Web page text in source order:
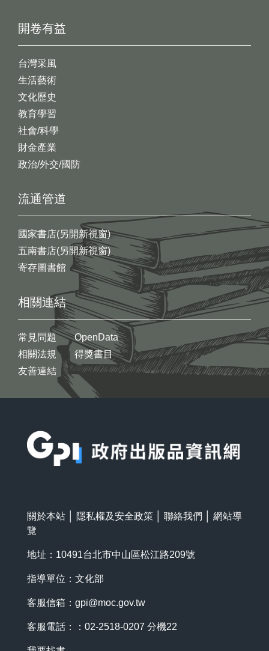
開卷有益
台灣采風
生活藝術
文化歷史
教育學習
社會/科學
財金產業
政治/外交/國防
流通管道
國家書店(另開新視窗)
五南書店(另開新視窗)
寄存圖書館
相關連結
常見問題
相關法規
友善連結
OpenData
得獎書目
關於本站 隱私權及安全政策 聯絡我們
網站導
覽
地址：10491台北市中山區松江路209號
指導單位：文化部
客服信箱： gpi@moc.gov.tw
客服電話：：02-2518-0207 分機22